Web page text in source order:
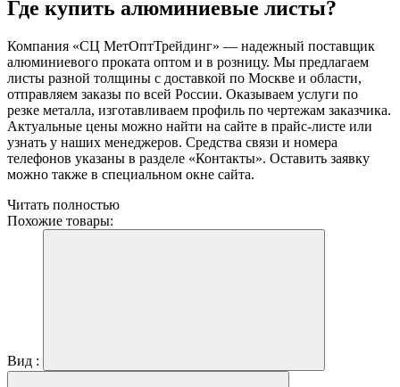
Где купить алюминиевые листы?
Компания «СЦ МетОптТрейдинг» — надежный поставщик
алюминиевого проката оптом и в розницу. Мы предлагаем
листы разной толщины с доставкой по Москве и области,
отправляем заказы по всей России. Оказываем услуги по
резке металла, изготавливаем профиль по чертежам заказчика.
Актуальные цены можно найти на сайте в прайс-листе или
узнать у наших менеджеров. Средства связи и номера
телефонов указаны в разделе «Контакты». Оставить заявку
можно также в специальном окне сайта.
Читать полностью
Похожие товары:
Вид :